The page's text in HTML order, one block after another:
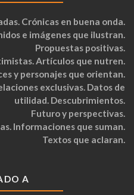
Crónicas en buena onda.
e imágenes que ilustran.
Propuestas positivas.
Artículos que nutren.
y personajes que orientan.
exclusivas. Datos de
utilidad. Descubrimientos.
Futuro y perspectivas.
Informaciones que suman.
Textos que aclaran.
A